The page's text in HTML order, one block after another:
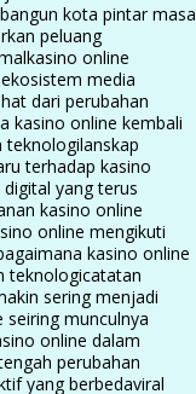
kota pintar masa
peluang
kasino online
media
dari perubahan
kasino online kembali
teknologilanskap
terhadap kasino
yang terus
kasino online
online mengikuti
kasino online
teknologicatatan
sering menjadi
munculnya
online dalam
perubahan
yang berbedaviral